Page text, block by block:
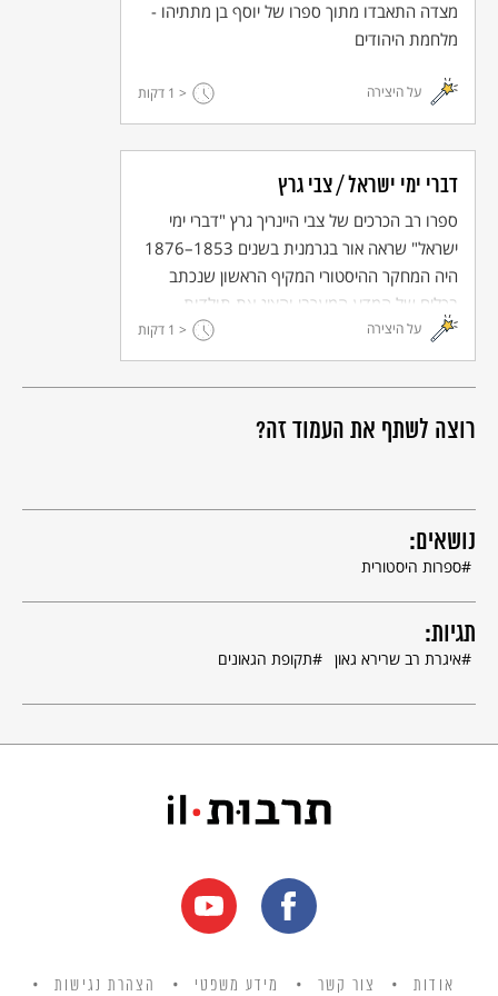
רוצה לשתף את העמוד זה?
מצדה התאבדו מתוך ספרו של יוסף בן מתתיהו -
מלחמת היהודים
על היצירה < 1 דקות
דברי ימי ישראל / צבי גרץ
ספרו רב הכרכים של צבי היינריך גרץ "דברי ימי
ישראל" שראה אור בגרמנית בשנים 1853–1876
היה המחקר ההיסטורי המקיף הראשון שנכתב
בכלים של המדע המערבי והציג את תולדות
היהודים כתולדות לאום שלו דינמיקת התפתחות
ייחודית – הן בתקופת הריבונות בארץ ישראל הן
בתקופת הגולה.
על היצירה < 1 דקות
נושאים:
ספרות היסטורית
תגיות:
איגרת רב שרירא גאון תקופת הגאונים
אודות צור קשר מידע משפטי הצהרת נגישות